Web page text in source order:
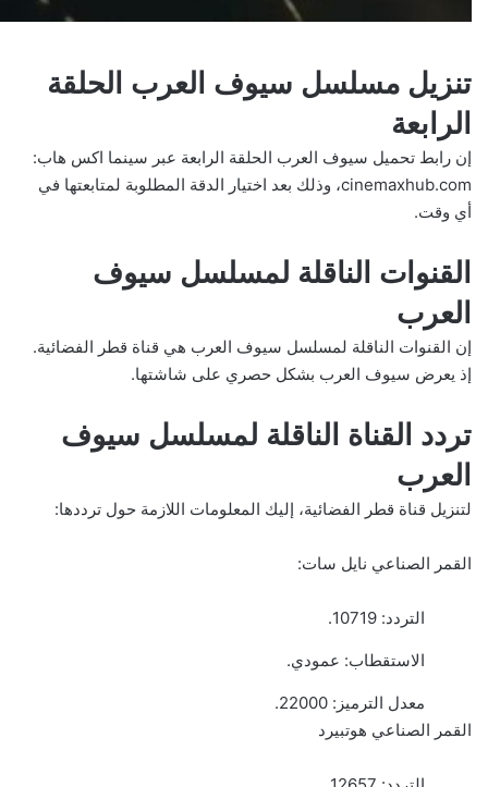
تنزيل مسلسل سيوف العرب الحلقة
الرابعة
إن رابط تحميل سيوف العرب الحلقة الرابعة عبر سينما اكس هاب:
cinemaxhub.com، وذلك بعد اختيار الدقة المطلوبة لمتابعتها في
أي وقت.
القنوات الناقلة لمسلسل سيوف
العرب
إن القنوات الناقلة لمسلسل سيوف العرب هي قناة قطر الفضائية.
إذ يعرض سيوف العرب بشكل حصري على شاشتها.
تردد القناة الناقلة لمسلسل سيوف
العرب
لتنزيل قناة قطر الفضائية، إليك المعلومات اللازمة حول ترددها:
القمر الصناعي نايل سات:
التردد: 10719.
الاستقطاب: عمودي.
معدل الترميز: 22000.
القمر الصناعي هوتبيرد